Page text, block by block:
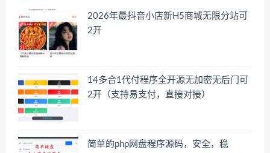
2026年最抖音小店新H5商城无限分站可
2开
14多合1代付程序全开源无加密无后门可
2开（支持易支付，直接对接）
简单的php网盘程序源码，安全，稳